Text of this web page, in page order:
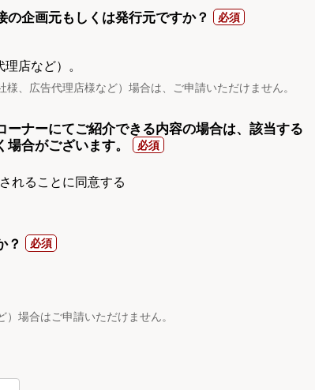
企画元もしくは発行元ですか？
店など）。
、広告代理店様など）場合は、ご申請いただけません。
ナーにてご紹介できる内容の場合は、該当する
合がございます。
れることに同意する
？
場合はご申請いただけません。